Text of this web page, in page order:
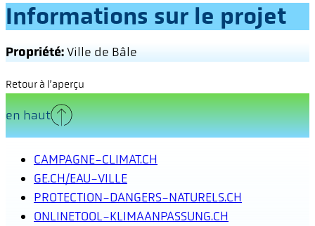
Informations sur le projet
Propriété:Ville de Bâle
Retour à l’aperçu
en haut
CAMPAGNE-CLIMAT.CH
GE.CH/EAU-VILLE
PROTECTION-DANGERS-NATURELS.CH
ONLINETOOL-KLIMAANPASSUNG.CH